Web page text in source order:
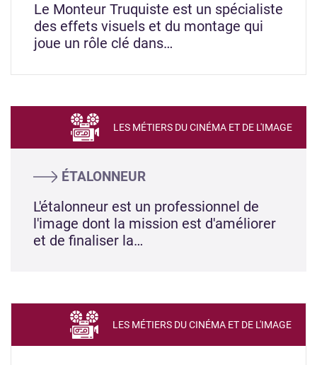
Le Monteur Truquiste est un spécialiste
des effets visuels et du montage qui
joue un rôle clé dans…
ÉTALONNEUR
LES MÉTIERS DU CINÉMA ET DE L'IMAGE
L'étalonneur est un professionnel de
l'image dont la mission est d'améliorer
et de finaliser la…
LES MÉTIERS DU CINÉMA ET DE L'IMAGE